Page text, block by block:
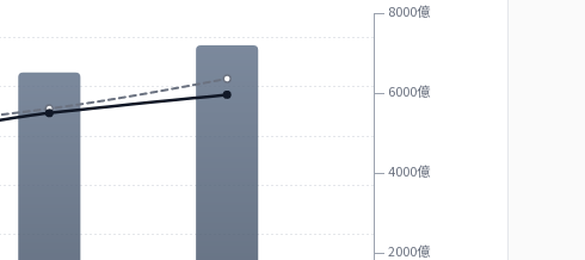
2000億
4000億
6000億
8000億